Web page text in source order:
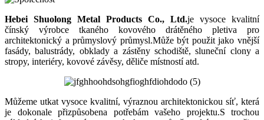
Hebei Shuolong Metal Products Co., Ltd.je vysoce kvalitní
čínský výrobce tkaného kovového drátěného pletiva pro
architektonický a průmyslový průmysl.Může být použit jako vnější
fasády, balustrády, obklady a zástěny schodiště, sluneční clony a
stropy, interiéry, kovové závěsy, děliče místností atd.
Můžeme utkat vysoce kvalitní, výraznou architektonickou síť, která
je dokonale přizpůsobena potřebám vašeho projektu.S trochou